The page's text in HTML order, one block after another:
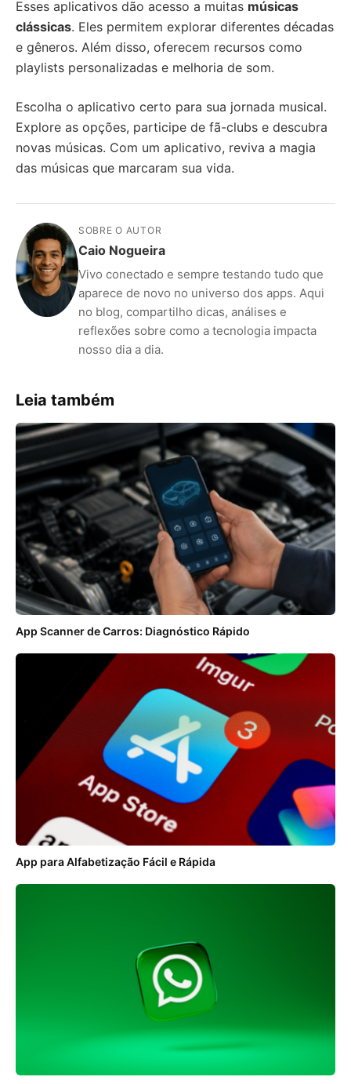
Esses aplicativos dão acesso a muitas músicas
clássicas. Eles permitem explorar diferentes décadas
e gêneros. Além disso, oferecem recursos como
playlists personalizadas e melhoria de som.
Escolha o aplicativo certo para sua jornada musical.
Explore as opções, participe de fã-clubs e descubra
novas músicas. Com um aplicativo, reviva a magia
das músicas que marcaram sua vida.
SOBRE O AUTOR
Caio Nogueira
Vivo conectado e sempre testando tudo que
aparece de novo no universo dos apps. Aqui
no blog, compartilho dicas, análises e
reflexões sobre como a tecnologia impacta
nosso dia a dia.
Leia também
App Scanner de Carros: Diagnóstico Rápido
App para Alfabetização Fácil e Rápida